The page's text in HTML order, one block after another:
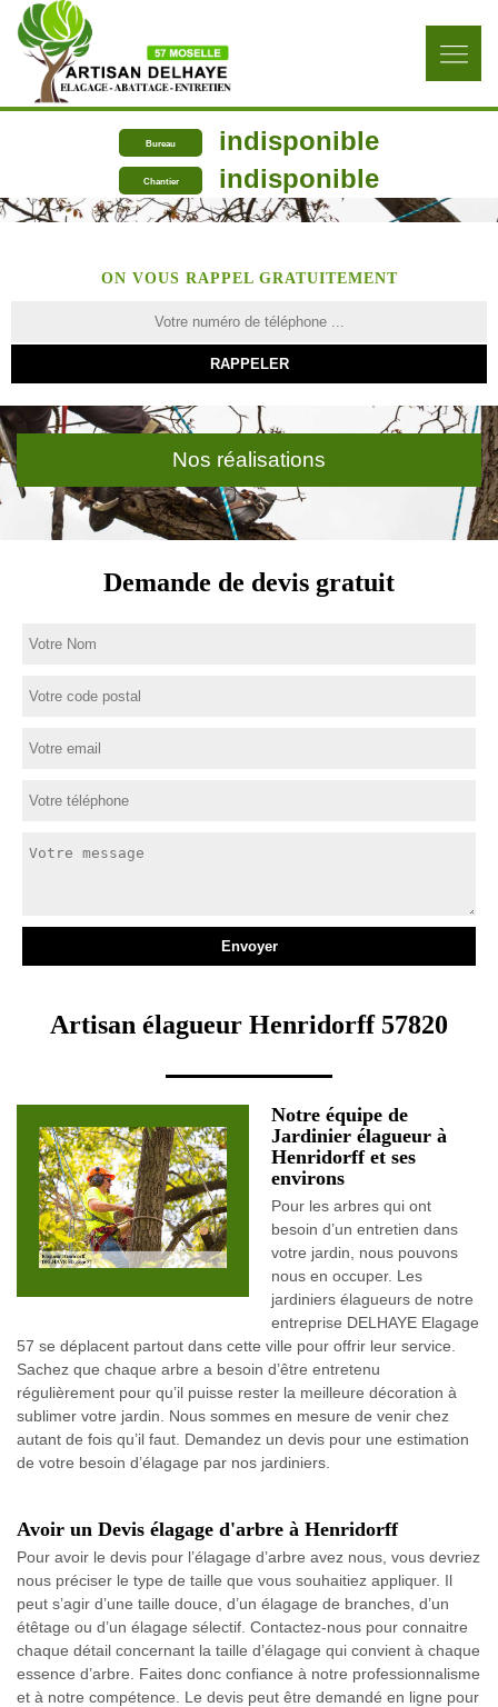
Bureau indisponible
Chantier indisponible
ON VOUS RAPPEL GRATUITEMENT
Nos réalisations
Demande de devis gratuit
Artisan élagueur Henridorff 57820
Notre équipe de
Jardinier élagueur à
Henridorff et ses
environs
Pour les arbres qui ont
besoin d’un entretien dans
votre jardin, nous pouvons
nous en occuper. Les
jardiniers élagueurs de notre
entreprise DELHAYE Elagage
57 se déplacent partout dans cette ville pour offrir leur service.
Sachez que chaque arbre a besoin d’être entretenu
régulièrement pour qu’il puisse rester la meilleure décoration à
sublimer votre jardin. Nous sommes en mesure de venir chez
autant de fois qu’il faut. Demandez un devis pour une estimation
de votre besoin d’élagage par nos jardiniers.
Avoir un Devis élagage d'arbre à Henridorff
Pour avoir le devis pour l’élagage d’arbre avez nous, vous devriez
nous préciser le type de taille que vous souhaitiez appliquer. Il
peut s’agir d’une taille douce, d’un élagage de branches, d’un
étêtage ou d’un élagage sélectif. Contactez-nous pour connaitre
chaque détail concernant la taille d’élagage qui convient à chaque
essence d’arbre. Faites donc confiance à notre professionnalisme
et à notre compétence. Le devis peut être demandé en ligne pour